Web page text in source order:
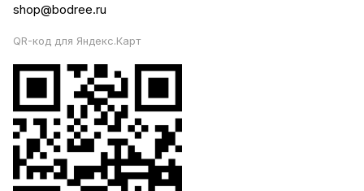
shop@bodree.ru
QR-код для Яндекс.Карт